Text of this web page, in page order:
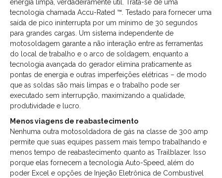
energia limpa, verdadeiramente útil. Trata-se de uma
tecnologia chamada Accu-Rated ™. Testado para fornecer uma
saída de pico ininterrupta por um mínimo de 30 segundos
para grandes cargas. Um sistema independente de
motosoldagem garante a não interação entre as ferramentas
do local de trabalho e o arco de soldagem, enquanto a
tecnologia avançada do gerador elimina praticamente as
pontas de energia e outras imperfeições elétricas – de modo
que as soldas são mais limpas e o trabalho pode ser
executado sem interrupção, maximizando a qualidade,
produtividade e lucro.
Menos viagens de reabastecimento
Nenhuma outra motosoldadora de gás na classe de 300 amp
permite que suas equipes passem mais tempo trabalhando e
menos tempo de reabastecimento quanto as Trailblazer. Isso
porque elas fornecem a tecnologia Auto-Speed, além do
poder Excel e opções de Injeção Eletrônica de Combustível